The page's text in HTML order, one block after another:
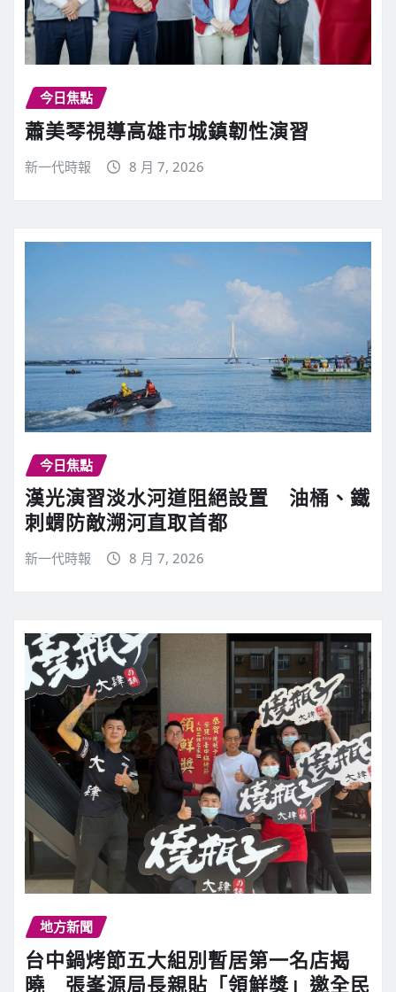
今日焦點
蕭美琴視導高雄市城鎮韌性演習
新一代時報 8 月 7, 2026
今日焦點
漢光演習淡水河道阻絕設置 油桶、鐵
刺蝟防敵溯河直取首都
新一代時報 8 月 7, 2026
地方新聞
台中鍋烤節五大組別暫居第一名店揭
曉 張峯源局長親貼「領鮮獎」邀全民